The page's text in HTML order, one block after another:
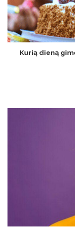
Kurią dieną